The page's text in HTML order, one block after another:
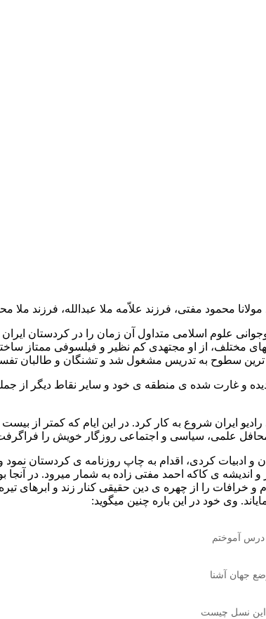
محمود مفتی، فرزند علاّمه ملا عبدالله، فرزند ملا
علوم اسلامی متداول آن زمان را در کردستان
مختلف، از او مجتهدی کم نظیر و فیلسوفی ممتاز
ترین سطوح به تدریس مشغول شد و تشنگان و طالبان
و غارت شده ی منطقه ی خود و سایر نقاط دیگر از
کردی رادیو ایران شروع به کار کرد. در این ایام که
علمی، سیاسی و اجتماعی روزگار خویش را
و اندیشه ی کاکه احمد مفتی زاده به شمار میرود. در
خرافات را از چهره ی دین حقیقی کنار زند و ابرهای
وی خود در این باره چنین میگوید:
درس آموختم
جهان آشنا
این نسل چیست